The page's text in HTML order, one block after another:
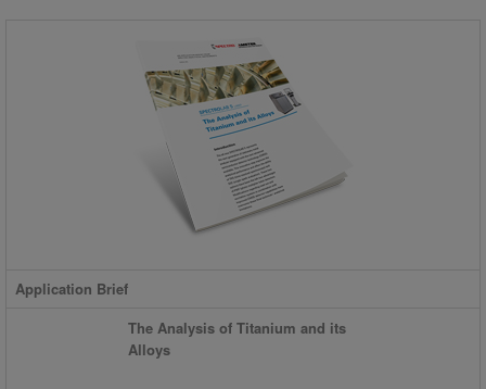
Application Brief
The Analysis of Titanium and its
Alloys